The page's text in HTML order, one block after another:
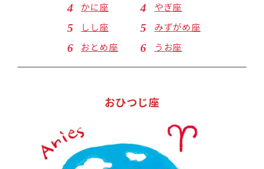
かに座
しし座
おとめ座
やぎ座
みずがめ座
うお座
おひつじ座